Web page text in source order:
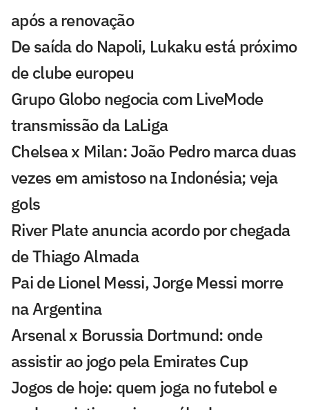
após a renovação
De saída do Napoli, Lukaku está próximo
de clube europeu
Grupo Globo negocia com LiveMode
transmissão da LaLiga
Chelsea x Milan: João Pedro marca duas
vezes em amistoso na Indonésia; veja
gols
River Plate anuncia acordo por chegada
de Thiago Almada
Pai de Lionel Messi, Jorge Messi morre
na Argentina
Arsenal x Borussia Dortmund: onde
assistir ao jogo pela Emirates Cup
Jogos de hoje: quem joga no futebol e